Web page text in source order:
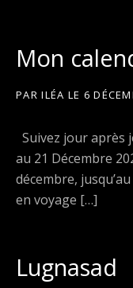
Mon
PARILÉA LE 6
Suivez jour après
au 21 Décembre
décembre,
en voyage […]
Lugnasad